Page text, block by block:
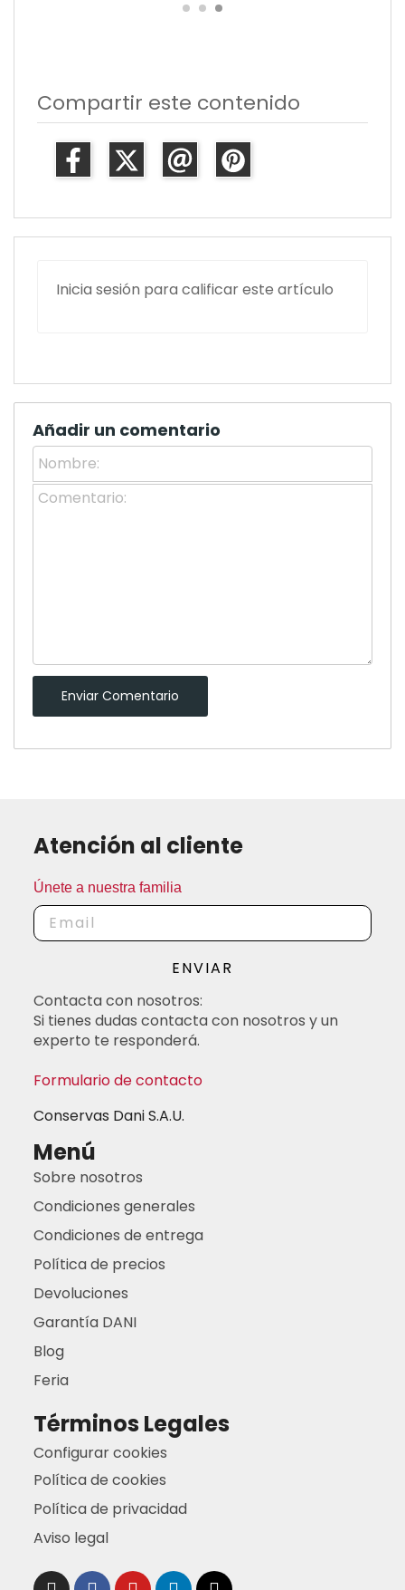
Compartir este contenido
Inicia sesión para calificar este artículo
Añadir un comentario
Atención al cliente
Únete a nuestra familia
ENVIAR
Contacta con nosotros:
Si tienes dudas contacta con nosotros y un
experto te responderá.
Formulario de contacto
Conservas Dani S.A.U.
Menú
Sobre nosotros
Condiciones generales
Condiciones de entrega
Política de precios
Devoluciones
Garantía DANI
Blog
Feria
Términos Legales
Configurar cookies
Política de cookies
Política de privacidad
Aviso legal